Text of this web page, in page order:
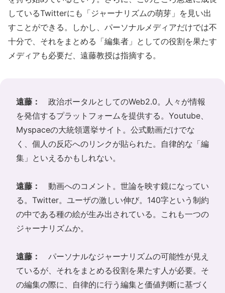
しているTwitterにも「ジャーナリズムの萌芽」を見い出
すことができる。しかし、パーソナルメディアだけでは不
十分で、それをまとめる「編集者」としての役割を果たす
メディアも必要だ、遠藤教授は指摘する。
遠藤：
政治ポータルとしてのWeb2.0。人々が情報
を発信するプラットフォームを提供する。Youtube、
Myspaceの大統領選挙サイト。公式動画だけでな
く、個人の反応へのリンクが貼られた。自律的な「編
集」といえるかもしれない。
遠藤：
動画へのコメント。世論を映す鏡になってい
る。Twitter。ユーザの激しい伸び。140字という制約
の中である種の絵が生み出されている。これも一つの
ジャーナリズムか。
遠藤：
パーソナルなジャーナリズムの可能性が見え
ているが、それをまとめる役割を果たす人が必要。そ
の編集の際に、自律的に行う編集と価値判断に基づく